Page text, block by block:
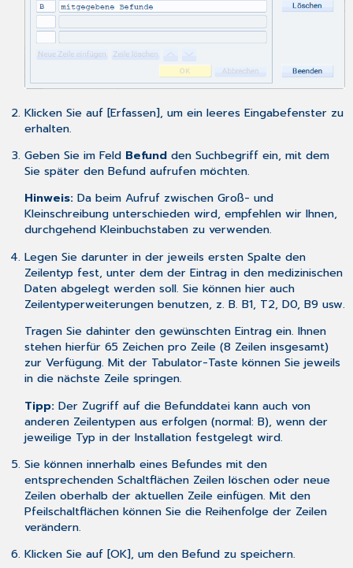
Klicken Sie auf [Erfassen], um ein leeres Eingabefenster zu
erhalten.
Geben Sie im Feld Befundden Suchbegriff ein, mit dem
Sie später den Befund aufrufen möchten.
Hinweis: Da beim Aufruf zwischen Groß- und
Kleinschreibung unterschieden wird, empfehlen wir Ihnen,
durchgehend Kleinbuchstaben zu verwenden.
Legen Sie darunter in der jeweils ersten Spalte den
Zeilentypfest, unter dem der Eintrag in den medizinischen
Daten abgelegt werden soll. Sie können hier auch
Zeilentyperweiterungen benutzen, z. B. B1, T2, D0, B9 usw.
Tragen Sie dahinter den gewünschten Eintrag ein. Ihnen
stehen hierfür 65 Zeichen pro Zeile (8 Zeilen insgesamt)
zur Verfügung. Mit der Tabulator-Taste können Sie jeweils
in die nächste Zeile springen.
Tipp: Der Zugriff auf die Befunddatei kann auch von
anderen Zeilentypen aus erfolgen (normal: B), wenn der
jeweilige Typ in der Installationfestgelegt wird.
Sie können innerhalb eines Befundes mit den
entsprechenden Schaltflächen Zeilen löschen oder neue
Zeilen oberhalb der aktuellen Zeile einfügen. Mit den
Pfeilschaltflächen können Sie die Reihenfolge der Zeilen
verändern.
Klicken Sie auf [OK], um den Befund zu speichern.